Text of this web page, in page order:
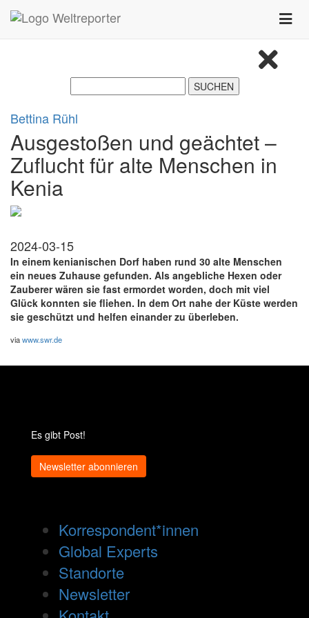
Zum Inhalt springen
Toggle
Bettina Rühl
Ausgestoßen und geächtet –
Zuflucht für alte Menschen in
Kenia
2024-03-15
In einem kenianischen Dorf haben rund 30 alte Menschen
ein neues Zuhause gefunden. Als angebliche Hexen oder
Zauberer wären sie fast ermordet worden, doch mit viel
Glück konnten sie fliehen. In dem Ort nahe der Küste werden
sie geschützt und helfen einander zu überleben.
viawww.swr.de
Es gibt Post!
Newsletter abonnieren
Korrespondent*innen
Global Experts
Standorte
Newsletter